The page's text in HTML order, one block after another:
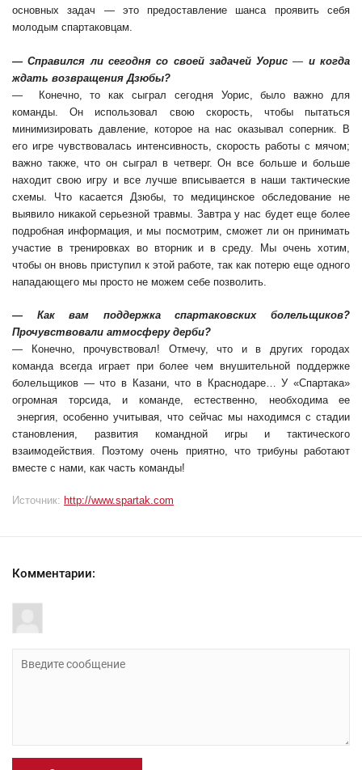
основных задач — это предоставление шанса проявить себя
молодым спартаковцам.
— Справился ли сегодня со своей задачей Уорис— и когда
ждать возвращения Дзюбы?
— Конечно, то как сыграл сегодня Уорис, было важно для
команды. Он использовал свою скорость, чтобы пытаться
минимизировать давление, которое на нас оказывал соперник. В
его игре чувствовалась интенсивность, скорость работы с мячом;
важно также, что он сыграл в четверг. Он все больше и больше
находит свою игру и все лучше вписывается в наши тактические
схемы. Что касается Дзюбы, то медицинское обследование не
выявило никакой серьезной травмы. Завтра у нас будет еще более
подробная информация, и мы посмотрим, сможет ли он принимать
участие в тренировках во вторник и в среду. Мы очень хотим,
чтобы он вновь приступил к этой работе, так как потерю еще одного
нападающего мы просто не можем себе позволить.
— Как вам поддержка спартаковских болельщиков?
Прочувствовали атмосферу дерби?
— Конечно, прочувствовал! Отмечу, что и в других городах
команда всегда играет при более чем внушительной поддержке
болельщиков — что в Казани, что в Краснодаре… У «Спартака»
огромная торсида, и команде, естественно, необходима ее
энергия, особенно учитывая, что сейчас мы находимся с стадии
становления, развития командной игры и тактического
взаимодействия. Поэтому очень приятно, что трибуны работают
вместе с нами, как часть команды!
Источник: http://www.spartak.com
Комментарии: